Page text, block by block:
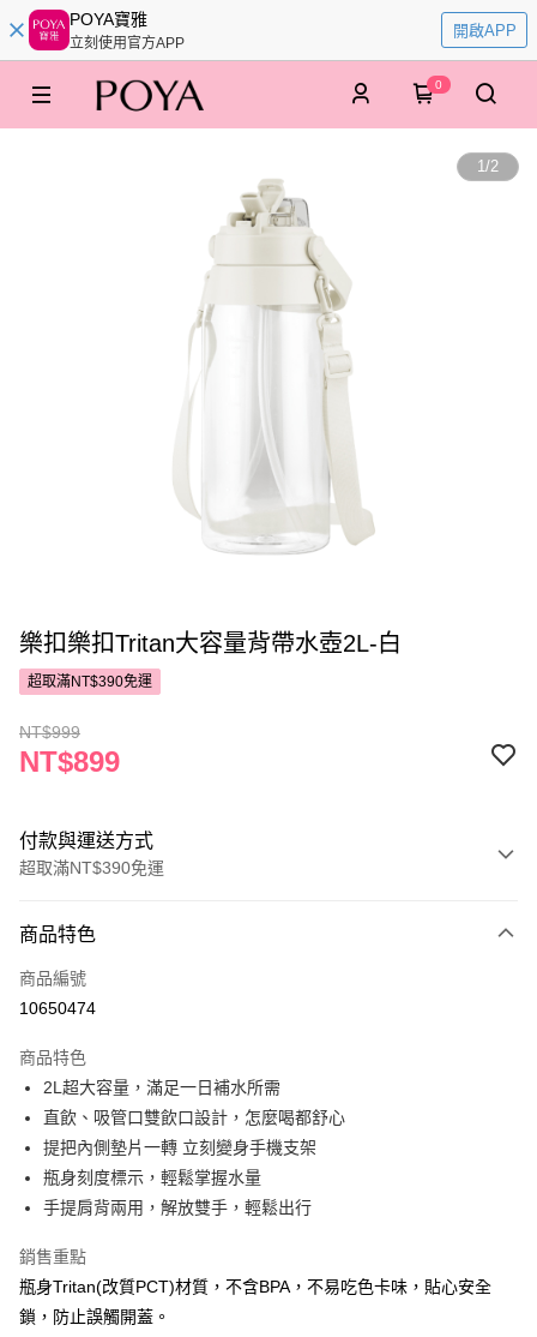
POYA寶雅
立刻使用官方APP
開啟APP
0
1/2
樂扣樂扣Tritan大容量背帶水壺2L-白
超取滿NT$390免運
NT$999
NT$899
付款與運送方式
超取滿NT$390免運
POYA支付
信用卡一次付款
LINE Pay
Apple Pay
街口支付
悠遊付
Google Pay
商品特色
商品編號
10650474
商品特色
2L超大容量，滿足一日補水所需
直飲、吸管口雙飲口設計，怎麼喝都舒心
提把內側墊片一轉 立刻變身手機支架
瓶身刻度標示，輕鬆掌握水量
手提肩背兩用，解放雙手，輕鬆出行
銷售重點
瓶身Tritan(改質PCT)材質，不含BPA，不易吃色卡味，貼心安全
鎖，防止誤觸開蓋。